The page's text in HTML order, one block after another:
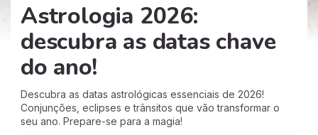
Astrologia 2026:
descubra as datas chave
do ano!
Descubra as datas astrológicas essenciais de 2026!
Conjunções, eclipses e trânsitos que vão transformar o
seu ano. Prepare-se para a magia!